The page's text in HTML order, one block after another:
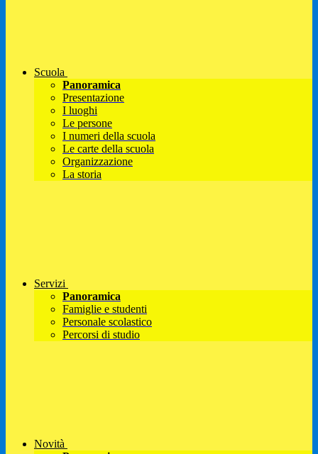
Scuola
Panoramica
Presentazione
I luoghi
Le persone
I numeri della scuola
Le carte della scuola
Organizzazione
La storia
Servizi
Panoramica
Famiglie e studenti
Personale scolastico
Percorsi di studio
Novità